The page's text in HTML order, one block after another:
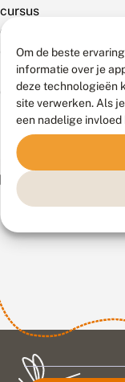
Om de beste
informatie over je
deze technologieën
site verwerken. Als
een nadelige
cursus
of
een
incompany
cursus.
Kennisdag
Ecologisch
vernieuwd!
Vakkundig
Ecologisch
Maaiwerk
Effectief
Ecologisch
– in
Kleurkeur
in de
Praktijk –
in
company